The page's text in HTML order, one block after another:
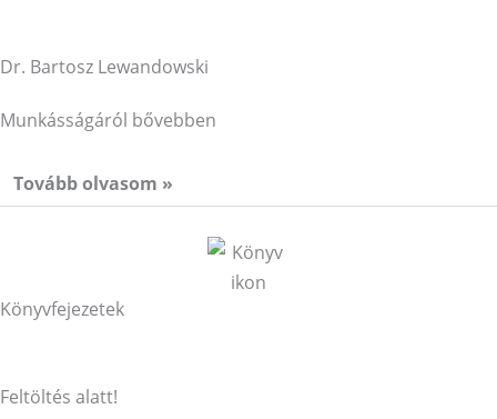
Dr. Bartosz Lewandowski
Munkásságáról bővebben
Tovább olvasom »
Könyvfejezetek
Feltöltés alatt!